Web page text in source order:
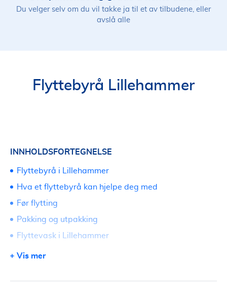
Du velger selv om du vil takke ja til et av tilbudene, eller
avslå alle
Flyttebyrå Lillehammer
INNHOLDSFORTEGNELSE
Flyttebyrå i Lillehammer
Hva et flyttebyrå kan hjelpe deg med
Før flytting
Pakking og utpakking
Flyttevask i Lillehammer
Bortkjøring og rydding ved flytting
Vis mer